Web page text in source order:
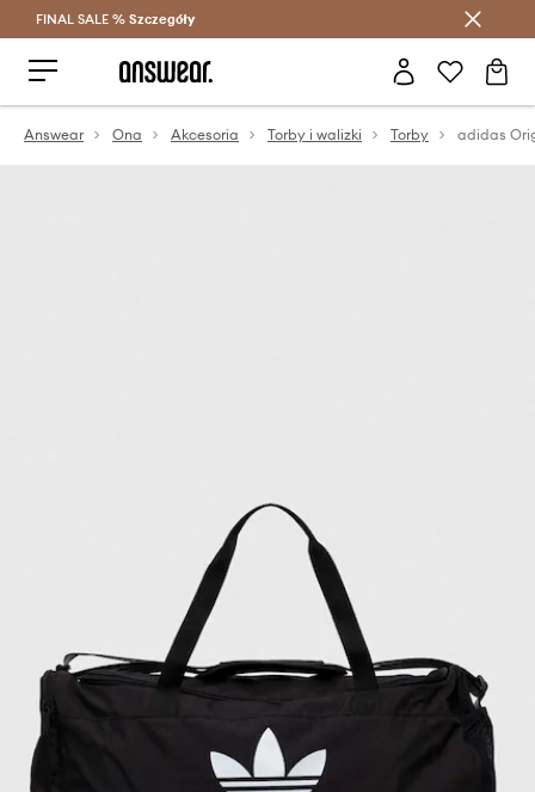
Oszczędzaj z Answear Club >
FINAL SALE % Szczegóły
Answear Ona Akcesoria Torby i walizki Torby